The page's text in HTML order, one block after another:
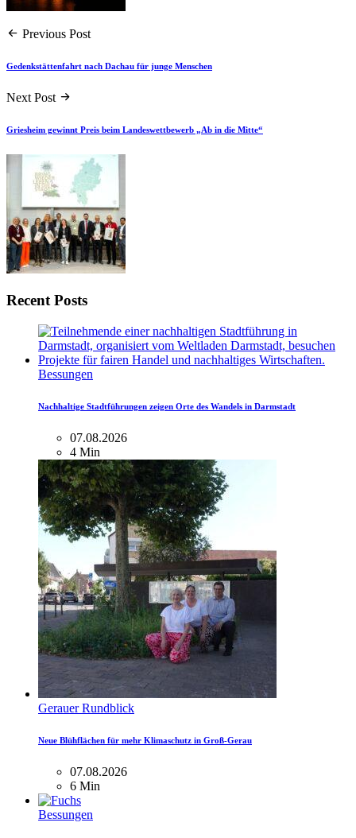
Previous Post
Gedenkstättenfahrt nach Dachau für junge Menschen
Next Post
Griesheim gewinnt Preis beim Landeswettbewerb „Ab in die Mitte“
Recent Posts
Bessungen
Nachhaltige Stadtführungen zeigen Orte des Wandels in Darmstadt
07.08.2026
4 Min
Gerauer Rundblick
Neue Blühflächen für mehr Klimaschutz in Groß-Gerau
07.08.2026
6 Min
Bessungen